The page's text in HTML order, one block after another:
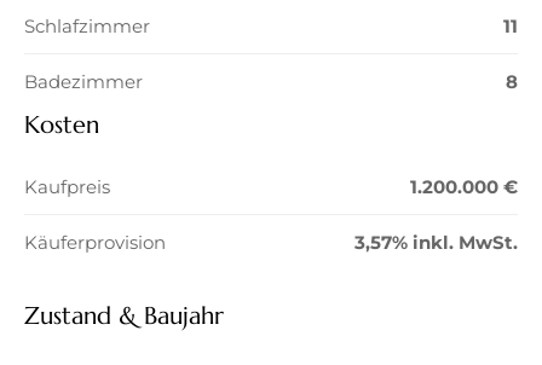
Schlafzimmer 11
Badezimmer 8
Kosten
Kaufpreis 1.200.000 €
Käuferprovision 3,57% inkl. MwSt.
Zustand & Baujahr